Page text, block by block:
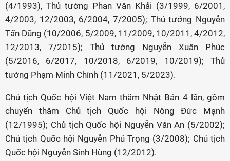
(4/1993), Thủ tướng Phan Văn Khải (3/1999, 6/2001,
4/2003, 12/2003, 6/2004, 7/2005); Thủ tướng Nguyễn
Tấn Dũng (10/2006, 5/2009, 11/2009, 10/2011, 4/2012,
12/2013, 7/2015); Thủ tướng Nguyễn Xuân Phúc
(5/2016, 6/2017, 10/2018, 6/2019, 10/2019); Thủ
tướng Phạm Minh Chính (11/2021, 5/2023).
Chủ tịch Quốc hội Việt Nam thăm Nhật Bản 4 lần, gồm
chuyến thăm Chủ tịch Quốc hội Nông Đức Mạnh
(12/1995); Chủ tịch Quốc hội Nguyễn Văn An (5/2002);
Chủ tịch Quốc hội Nguyễn Phú Trọng (3/2008); Chủ tịch
Quốc hội Nguyễn Sinh Hùng (12/2012).